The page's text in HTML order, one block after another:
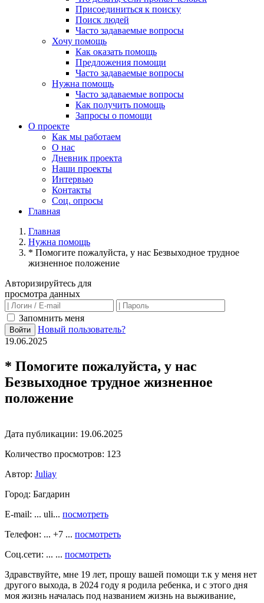
Присоединиться к поиску
Поиск людей
Часто задаваемые вопросы
Хочу помощь
Как оказать помощь
Предложения помощи
Часто задаваемые вопросы
Нужна помощь
Часто задаваемые вопросы
Как получить помощь
Запросы о помощи
О проекте
Как мы работаем
О нас
Дневник проекта
Наши проекты
Интервью
Контакты
Соц. опросы
Главная
Главная
Нужна помощь
* Помогите пожалуйста, у нас Безвыходное трудное
жизненное положение
Авторизируйтесь для
просмотра данных
Запомнить меня
Войти
Новый пользователь?
19.06.2025
* Помогите пожалуйста, у нас
Безвыходное трудное жизненное
положение
Дата публикации: 19.06.2025
Количество просмотров: 123
Автор: Juliay
Город: Багдарин
E-mail: ... uli... посмотреть
Телефон: ... +7 ... посмотреть
Соц.сети: ... ... посмотреть
Здравствуйте, мне 19 лет, прошу вашей помощи т.к у меня нет
другого выхода, в 2024 году я родила ребенка, и с этого дня
моя жизнь началась под названием жизнь на выживание,